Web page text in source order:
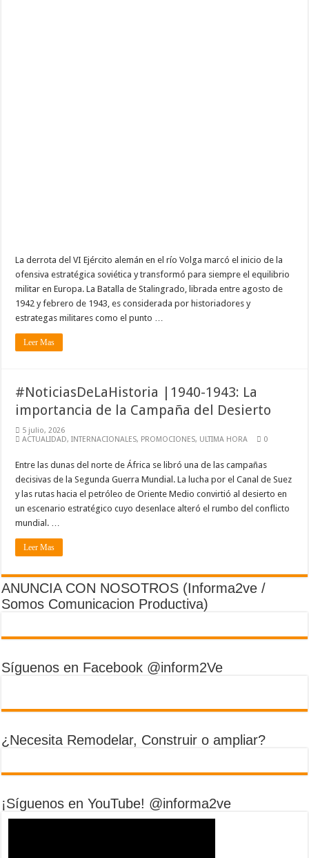
La derrota del VI Ejército alemán en el río Volga marcó el inicio de la
ofensiva estratégica soviética y transformó para siempre el equilibrio
militar en Europa. La Batalla de Stalingrado, librada entre agosto de
1942 y febrero de 1943, es considerada por historiadores y
estrategas militares como el punto …
Leer Mas
#NoticiasDeLaHistoria |1940-1943: La
importancia de la Campaña del Desierto
5 julio, 2026
ACTUALIDAD,INTERNACIONALES, PROMOCIONES, ULTIMA HORA 0
Entre las dunas del norte de África se libró una de las campañas
decisivas de la Segunda Guerra Mundial. La lucha por el Canal de Suez
y las rutas hacia el petróleo de Oriente Medio convirtió al desierto en
un escenario estratégico cuyo desenlace alteró el rumbo del conflicto
mundial. …
Leer Mas
ANUNCIA CON NOSOTROS (Informa2ve /
Somos Comunicacion Productiva)
Síguenos en Facebook @inform2Ve
¿Necesita Remodelar, Construir o ampliar?
¡Síguenos en YouTube! @informa2ve